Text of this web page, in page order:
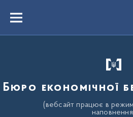
вмістуMenu
Бюро економічної
(вебсайт працює в